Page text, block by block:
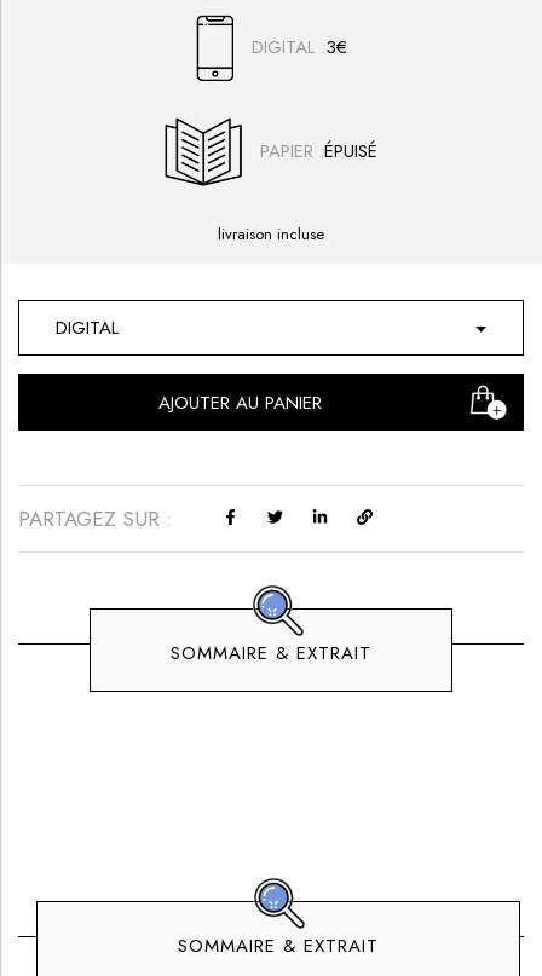
DIGITAL :3€
PAPIER :
livraison incluse
DIGITAL
AJOUTER AU PANIER
PARTAGEZ SUR :
SOMMAIRE & EXTRAIT
SOMMAIRE & EXTRAIT